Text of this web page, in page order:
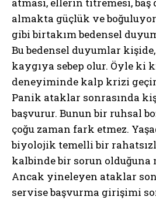
almakta güçlük ve
gibi birtakım bedensel
Bu bedensel duyumlar
kaygıya sebep olur. Öyle
deneyiminde kalp krizi
Panik ataklar sonrasında
başvurur. Bunun bir ruhsal
çoğu zaman fark etmez.
biyolojik temelli bir
kalbinde bir sorun olduğuna
Ancak yineleyen ataklar
servise başvurma girişimi